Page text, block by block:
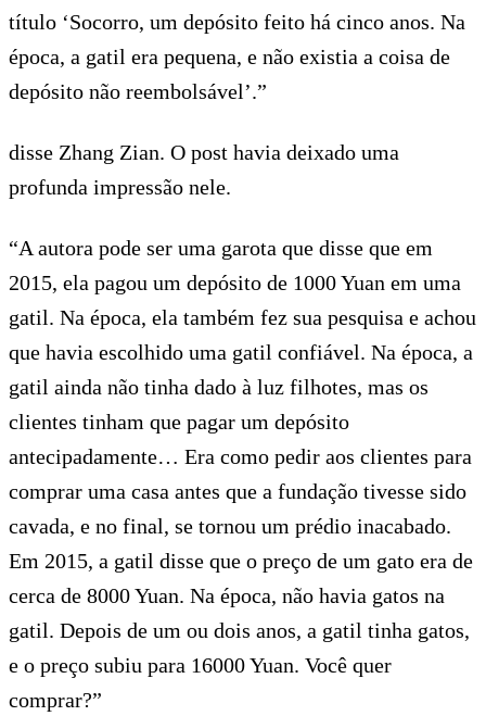
título ‘Socorro, um depósito feito há cinco anos. Na
época, a gatil era pequena, e não existia a coisa de
depósito não reembolsável’.”
disse Zhang Zian. O post havia deixado uma
profunda impressão nele.
“A autora pode ser uma garota que disse que em
2015, ela pagou um depósito de 1000 Yuan em uma
gatil. Na época, ela também fez sua pesquisa e achou
que havia escolhido uma gatil confiável. Na época, a
gatil ainda não tinha dado à luz filhotes, mas os
clientes tinham que pagar um depósito
antecipadamente… Era como pedir aos clientes para
comprar uma casa antes que a fundação tivesse sido
cavada, e no final, se tornou um prédio inacabado.
Em 2015, a gatil disse que o preço de um gato era de
cerca de 8000 Yuan. Na época, não havia gatos na
gatil. Depois de um ou dois anos, a gatil tinha gatos,
e o preço subiu para 16000 Yuan. Você quer
comprar?”